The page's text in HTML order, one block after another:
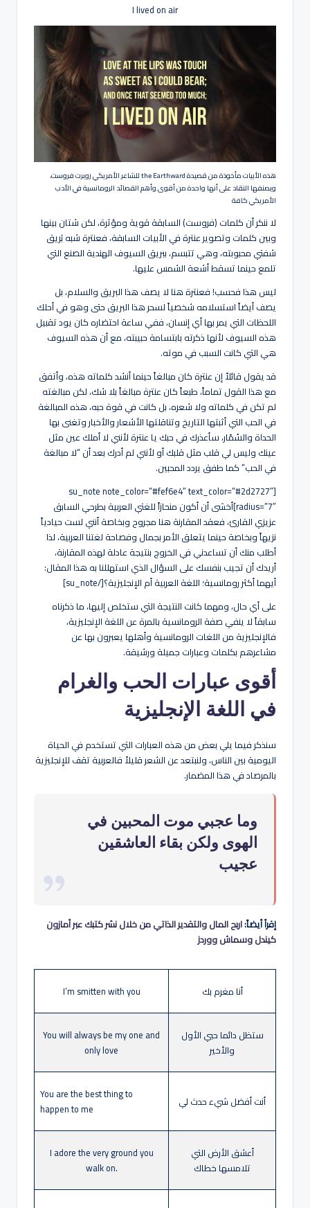
I lived on air
هذه الأبيات مأخوذة من قصيدة the Earthward للشاعر الأمريكي روبرت فروست،
ويصنفها النقاد على أنها واحدة من أقوى وأهم القصائد الرومانسية في الأدب
الأمريكي كافة
لا ننكر أن كلمات (فروست) السابقة قوية ومؤثرة، لكن شتان بينها
وبين كلمات وتصوير عنترة في الأبيات السابقة، فعنترة شبه بَريق
شفتي محبوبته، وهي تتبسم، ببريق السيوف الهندية الصنع التي
تلمع حينما تسقط أشعة الشمس عليها.
ليس هذا فحسب! فعنترة هنا لا يصف هذا البريق والسلام، بل
يصف أيضاً استسلامه شخصياً لسحر هذا البريق حتى وهو في أحلك
اللحظات التي يمر بها أي إنسان، ففي ساعة احتضاره كان يود تقبيل
هذه السيوف لأنها ذكرته بابتسامة حبيبته، مع أن هذه السيوف
هي التي كانت السبب في موته.
قد يقول قائلاً إن عنترة كان مبالغاً حينما أنشد كلماته هذه، وأتفق
مع هذا القول تماماً، طبعاً كان عنترة مبالغاً بلا شك، لكن مبالغته
لم تكن في كلماته ولا شعره، بل كانت في قوة حبه، هذه المبالغة
في الحب التي أثبتها التاريخ وتناقلتها الأشعار والأخبار وتغنى بها
الحداة والسُمًار، سأعذرك في حبك يا عنترة لأنني لا أملك عين مثل
عينك وليس لي قلب مثل قلبك أو لأنني لم أدرك بعد أن “لا مبالغة
في الحب” كما طفق يردد المحبين.
[su_note note_color=”#fef6e4″ text_color=”#2d2727″
radius=”7″]أخشى أن أكون منحازاً للغتي العربية بطرحي السابق
عزيزي القارئ، فعقد المقارنة هنا مجروح وبخاصة أنني لست حيادياً
نزيهاً وبخاصة حينما يتعلق الأمر بجمال وفصاحة لغتنا العربية، لذا
أطلب منك أن تساعدني في الخروج بنتيجة عادلة لهذه المقارنة،
أريدك أن تجيب بنفسك على السؤال الذي استهللنا به هذا المقال:
أيهما أكثر رومانسية؛ اللغة العربية أم الإنجليزية؟[/su_note]
على أي حال، ومهما كانت النتيجة التي ستخلص إليها، ما ذكرناه
سابقاً لا ينفي صفة الرومانسية بالمرة عن اللغة الإنجليزية،
فالإنجليزية من اللغات الرومانسية وأهلها يعبرون بها عن
مشاعرهم بكلمات وعبارات جميلة ورشيقة.
أقوى عبارات الحب والغرام
في اللغة الإنجليزية
سنذكر فيما يلي بعض من هذه العبارات التي تستخدم في الحياة
اليومية بين الناس، ولنبتعد عن الشعر قليلاً فالعربية تقف للإنجليزية
بالمرصاد في هذا المضمار.
وما عجبي موت المحبين في
الهوى ولكن بقاء العاشقين
عجيب
إقرأ أيضاً:اربح المال والتقدير الذاتي من خلال نشر كتبك عبر أمازون
كيندل وسماش ووردز
أنا مغرم بك I’m smitten with you
ستظل دائما حبي الأول
والأخير
You will always be my one and
only love
أنت أفضل شيء حدث لي
You are the best thing to
happen to me
أعشق الأرض التي
تلامسها خطاك
I adore the very ground you
walk on.